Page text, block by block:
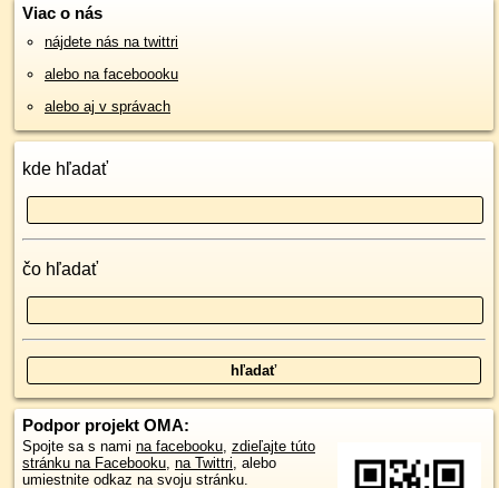
Viac o nás
nájdete nás na twittri
alebo na faceboooku
alebo aj v správach
kde hľadať
čo hľadať
Podpor projekt OMA:
Spojte sa s nami na facebooku, zdieľajte túto
stránku na Facebooku, na Twittri, alebo
umiestnite odkaz na svoju stránku.